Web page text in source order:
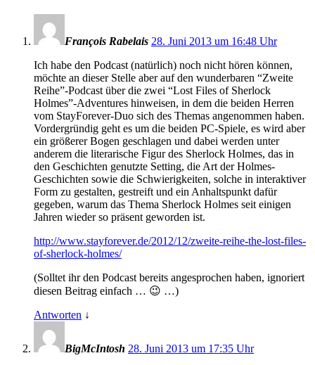
François Rabelais 28. Juni 2013 um 16:48 Uhr
Ich habe den Podcast (natürlich) noch nicht hören können,
möchte an dieser Stelle aber auf den wunderbaren “Zweite
Reihe”-Podcast über die zwei “Lost Files of Sherlock
Holmes”-Adventures hinweisen, in dem die beiden Herren
vom StayForever-Duo sich des Themas angenommen haben.
Vordergründig geht es um die beiden PC-Spiele, es wird aber
ein größerer Bogen geschlagen und dabei werden unter
anderem die literarische Figur des Sherlock Holmes, das in
den Geschichten genutzte Setting, die Art der Holmes-
Geschichten sowie die Schwierigkeiten, solche in interaktiver
Form zu gestalten, gestreift und ein Anhaltspunkt dafür
gegeben, warum das Thema Sherlock Holmes seit einigen
Jahren wieder so präsent geworden ist.
http://www.stayforever.de/2012/12/zweite-reihe-the-lost-files-
of-sherlock-holmes/
(Solltet ihr den Podcast bereits angesprochen haben, ignoriert
diesen Beitrag einfach … 😉 …)
Antworten ↓
BigMcIntosh 28. Juni 2013 um 17:35 Uhr